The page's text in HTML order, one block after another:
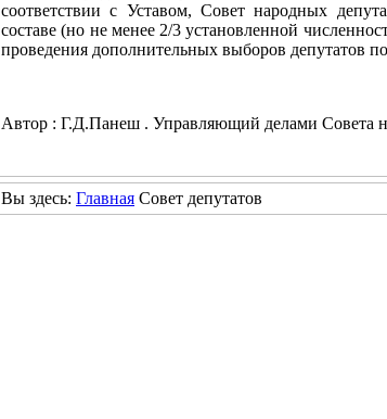
соответствии с Уставом, Совет народных
составе (но не менее 2/3 установленной
проведения дополнительных выборов депутатов
Автор : Г.Д.Панеш . Управляющий делами Совета
Вы здесь: Главная Совет депутатов